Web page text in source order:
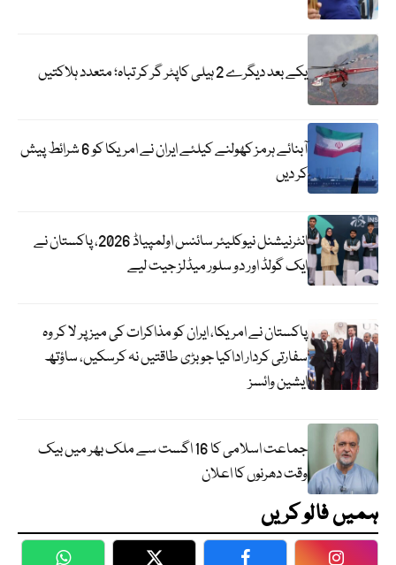
یکے بعد دیگرے 2 ہیلی کاپٹر گر کر تباہ؛ متعدد ہلاکتیں
آبنائے ہرمز کھولنے کیلئے ایران نے امریکا کو 6 شرائط پیش
کر دیں
انٹرنیشنل نیوکلیئر سائنس اولمپیاڈ 2026، پاکستان نے
ایک گولڈ اور دو سلور میڈلز جیت لیے
پاکستان نے امریکا، ایران کو مذاکرات کی میز پر لا کر وہ
سفارتی کردار اداکیا جو بڑی طاقتیں نہ کرسکیں، ساؤتھ
ایشین وائسز
جماعت اسلامی کا 16 اگست سے ملک بھر میں بیک
وقت دھرنوں کا اعلان
ہمیں فالو کریں